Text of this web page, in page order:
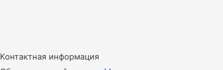
Контактная информация